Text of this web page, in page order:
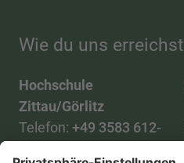
Wie du uns erreichst
Hochschule
Zittau/Görlitz
Telefon: +49 3583 612-